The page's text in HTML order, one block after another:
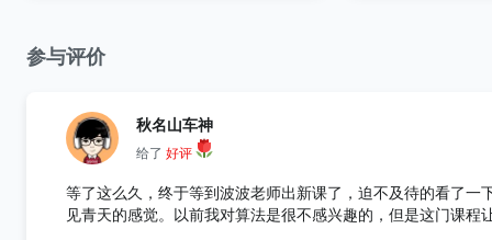
参与评价
秋名山车神
给了 好评
等了这么久，终于等到波波老师出新课了，迫不及待的看了
见青天的感觉。以前我对算法是很不感兴趣的，但是这门课程让我看了以后非常的喜欢，